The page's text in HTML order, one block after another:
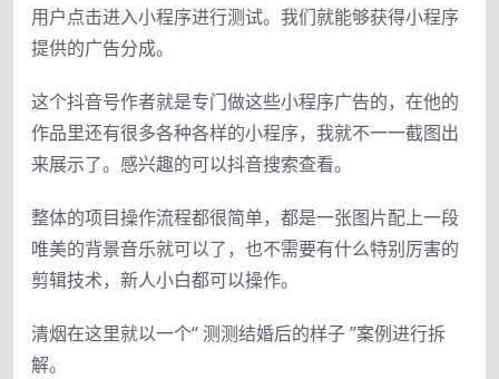
用户点击进入小程序进行测试。我们就能够获得小程序
提供的广告分成。
这个抖音号作者就是专门做这些小程序广告的，在他的
作品里还有很多各种各样的小程序，我就不一一截图出
来展示了。感兴趣的可以抖音搜索查看。
整体的项目操作流程都很简单，都是一张图片配上一段
唯美的背景音乐就可以了，也不需要有什么特别厉害的
剪辑技术，新人小白都可以操作。
清烟在这里就以一个“ 测测结婚后的样子 ”案例进行拆
解。